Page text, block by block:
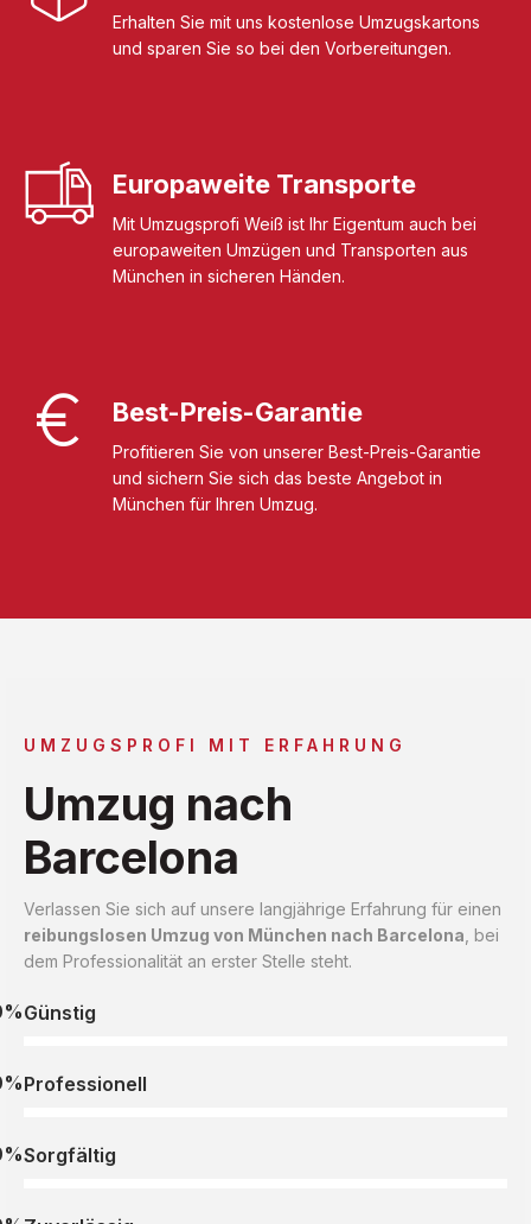
Erhalten Sie mit uns kostenlose Umzugskartons
und sparen Sie so bei den Vorbereitungen.
Europaweite Transporte
Mit Umzugsprofi Weiß ist Ihr Eigentum auch bei
europaweiten Umzügen und Transporten aus
München in sicheren Händen.
Best-Preis-Garantie
Profitieren Sie von unserer Best-Preis-Garantie
und sichern Sie sich das beste Angebot in
München für Ihren Umzug.
UMZUGSPROFI MIT ERFAHRUNG
Umzug nach
Barcelona
Verlassen Sie sich auf unsere langjährige Erfahrung für einen
reibungslosen Umzug von München nach Barcelona , bei
dem Professionalität an erster Stelle steht.
Günstig
Professionell
Sorgfältig